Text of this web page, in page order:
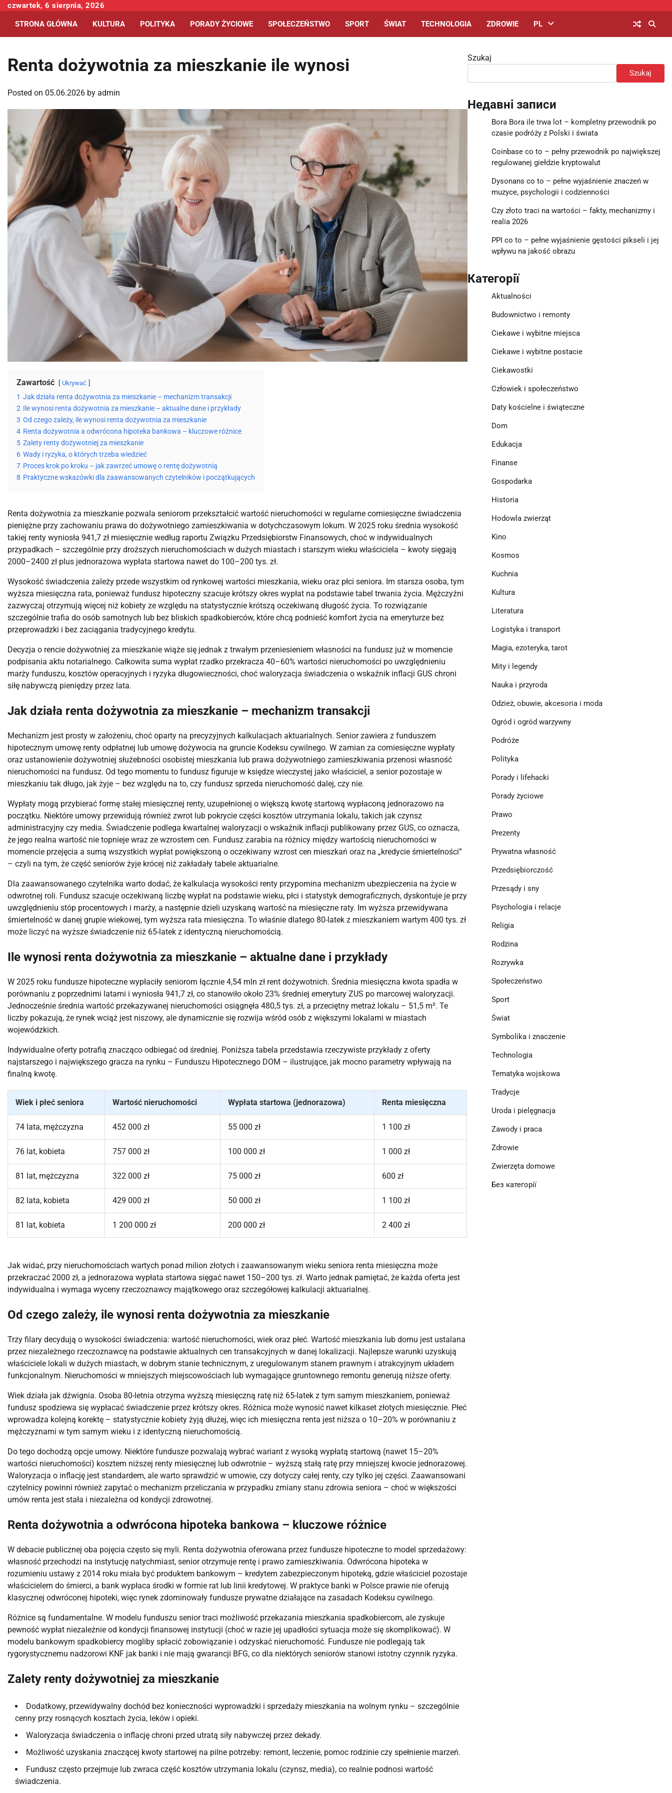
Skip
content
czwartek, 6 sierpnia, 2026
STRONA GŁÓWNA KULTURA POLITYKA PORADY ŻYCIOWE SPOŁECZEŃSTWO SPORT ŚWIAT TECHNOLOGIA ZDROWIE PL
Renta dożywotnia za mieszkanie ile wynosi
Posted on 05.06.2026 by admin
Zawartość Ukrywać
1 Jak działa renta dożywotnia za mieszkanie – mechanizm transakcji
2 Ile wynosi renta dożywotnia za mieszkanie – aktualne dane i przykłady
3 Od czego zależy, ile wynosi renta dożywotnia za mieszkanie
4 Renta dożywotnia a odwrócona hipoteka bankowa – kluczowe różnice
5 Zalety renty dożywotniej za mieszkanie
6 Wady i ryzyka, o których trzeba wiedzieć
7 Proces krok po kroku – jak zawrzeć umowę o rentę dożywotnią
8 Praktyczne wskazówki dla zaawansowanych czytelników i początkujących
Renta dożywotnia za mieszkanie pozwala seniorom przekształcić wartość nieruchomości w regularne comiesięczne świadczenia
pieniężne przy zachowaniu prawa do dożywotniego zamieszkiwania w dotychczasowym lokum. W 2025 roku średnia wysokość
takiej renty wyniosła 941,7 zł miesięcznie według raportu Związku Przedsiębiorstw Finansowych, choć w indywidualnych
przypadkach – szczególnie przy droższych nieruchomościach w dużych miastach i starszym wieku właściciela – kwoty sięgają
2000–2400 zł plus jednorazowa wypłata startowa nawet do 100–200 tys. zł.
Wysokość świadczenia zależy przede wszystkim od rynkowej wartości mieszkania, wieku oraz płci seniora. Im starsza osoba, tym
wyższa miesięczna rata, ponieważ fundusz hipoteczny szacuje krótszy okres wypłat na podstawie tabel trwania życia. Mężczyźni
zazwyczaj otrzymują więcej niż kobiety ze względu na statystycznie krótszą oczekiwaną długość życia. To rozwiązanie
szczególnie trafia do osób samotnych lub bez bliskich spadkobierców, które chcą podnieść komfort życia na emeryturze bez
przeprowadzki i bez zaciągania tradycyjnego kredytu.
Decyzja o rencie dożywotniej za mieszkanie wiąże się jednak z trwałym przeniesieniem własności na fundusz już w momencie
podpisania aktu notarialnego. Całkowita suma wypłat rzadko przekracza 40–60% wartości nieruchomości po uwzględnieniu
marży funduszu, kosztów operacyjnych i ryzyka długowieczności, choć waloryzacja świadczenia o wskaźnik inflacji GUS chroni
siłę nabywczą pieniędzy przez lata.
Jak działa renta dożywotnia za mieszkanie – mechanizm transakcji
Mechanizm jest prosty w założeniu, choć oparty na precyzyjnych kalkulacjach aktuarialnych. Senior zawiera z funduszem
hipotecznym umowę renty odpłatnej lub umowę dożywocia na gruncie Kodeksu cywilnego. W zamian za comiesięczne wypłaty
oraz ustanowienie dożywotniej służebności osobistej mieszkania lub prawa dożywotniego zamieszkiwania przenosi własność
nieruchomości na fundusz. Od tego momentu to fundusz figuruje w księdze wieczystej jako właściciel, a senior pozostaje w
mieszkaniu tak długo, jak żyje – bez względu na to, czy fundusz sprzeda nieruchomość dalej, czy nie.
Wypłaty mogą przybierać formę stałej miesięcznej renty, uzupełnionej o większą kwotę startową wypłaconą jednorazowo na
początku. Niektóre umowy przewidują również zwrot lub pokrycie części kosztów utrzymania lokalu, takich jak czynsz
administracyjny czy media. Świadczenie podlega kwartalnej waloryzacji o wskaźnik inflacji publikowany przez GUS, co oznacza,
że jego realna wartość nie topnieje wraz ze wzrostem cen. Fundusz zarabia na różnicy między wartością nieruchomości w
momencie przejęcia a sumą wszystkich wypłat powiększoną o oczekiwany wzrost cen mieszkań oraz na „kredycie śmiertelności”
– czyli na tym, że część seniorów żyje krócej niż zakładały tabele aktuarialne.
Dla zaawansowanego czytelnika warto dodać, że kalkulacja wysokości renty przypomina mechanizm ubezpieczenia na życie w
odwrotnej roli. Fundusz szacuje oczekiwaną liczbę wypłat na podstawie wieku, płci i statystyk demograficznych, dyskontuje je przy
uwzględnieniu stóp procentowych i marży, a następnie dzieli uzyskaną wartość na miesięczne raty. Im wyższa przewidywana
śmiertelność w danej grupie wiekowej, tym wyższa rata miesięczna. To właśnie dlatego 80-latek z mieszkaniem wartym 400 tys. zł
może liczyć na wyższe świadczenie niż 65-latek z identyczną nieruchomością.
Ile wynosi renta dożywotnia za mieszkanie – aktualne dane i przykłady
W 2025 roku fundusze hipoteczne wypłaciły seniorom łącznie 4,54 mln zł rent dożywotnich. Średnia miesięczna kwota spadła w
porównaniu z poprzednimi latami i wyniosła 941,7 zł, co stanowiło około 23% średniej emerytury ZUS po marcowej waloryzacji.
Jednocześnie średnia wartość przekazywanej nieruchomości osiągnęła 480,5 tys. zł, a przeciętny metraż lokalu – 51,5 m². Te
liczby pokazują, że rynek wciąż jest niszowy, ale dynamicznie się rozwija wśród osób z większymi lokalami w miastach
wojewódzkich.
Indywidualne oferty potrafią znacząco odbiegać od średniej. Poniższa tabela przedstawia rzeczywiste przykłady z oferty
najstarszego i największego gracza na rynku – Funduszu Hipotecznego DOM – ilustrujące, jak mocno parametry wpływają na
finalną kwotę.
Wiek i płeć seniora Wartość nieruchomości Wypłata startowa (jednorazowa) Renta miesięczna
74 lata, mężczyzna 452 000 zł 55 000 zł 1 100 zł
76 lat, kobieta 757 000 zł 100 000 zł 1 000 zł
81 lat, mężczyzna 322 000 zł 75 000 zł 600 zł
82 lata, kobieta 429 000 zł 50 000 zł 1 100 zł
81 lat, kobieta 1 200 000 zł 200 000 zł 2 400 zł
Jak widać, przy nieruchomościach wartych ponad milion złotych i zaawansowanym wieku seniora renta miesięczna może
przekraczać 2000 zł, a jednorazowa wypłata startowa sięgać nawet 150–200 tys. zł. Warto jednak pamiętać, że każda oferta jest
indywidualna i wymaga wyceny rzeczoznawcy majątkowego oraz szczegółowej kalkulacji aktuarialnej.
Od czego zależy, ile wynosi renta dożywotnia za mieszkanie
Trzy filary decydują o wysokości świadczenia: wartość nieruchomości, wiek oraz płeć. Wartość mieszkania lub domu jest ustalana
przez niezależnego rzeczoznawcę na podstawie aktualnych cen transakcyjnych w danej lokalizacji. Najlepsze warunki uzyskują
właściciele lokali w dużych miastach, w dobrym stanie technicznym, z uregulowanym stanem prawnym i atrakcyjnym układem
funkcjonalnym. Nieruchomości w mniejszych miejscowościach lub wymagające gruntownego remontu generują niższe oferty.
Wiek działa jak dźwignia. Osoba 80-letnia otrzyma wyższą miesięczną ratę niż 65-latek z tym samym mieszkaniem, ponieważ
fundusz spodziewa się wypłacać świadczenie przez krótszy okres. Różnica może wynosić nawet kilkaset złotych miesięcznie. Płeć
wprowadza kolejną korektę – statystycznie kobiety żyją dłużej, więc ich miesięczna renta jest niższa o 10–20% w porównaniu z
mężczyznami w tym samym wieku i z identyczną nieruchomością.
Do tego dochodzą opcje umowy. Niektóre fundusze pozwalają wybrać wariant z wysoką wypłatą startową (nawet 15–20%
wartości nieruchomości) kosztem niższej renty miesięcznej lub odwrotnie – wyższą stałą ratę przy mniejszej kwocie jednorazowej.
Waloryzacja o inflację jest standardem, ale warto sprawdzić w umowie, czy dotyczy całej renty, czy tylko jej części. Zaawansowani
czytelnicy powinni również zapytać o mechanizm przeliczania w przypadku zmiany stanu zdrowia seniora – choć w większości
umów renta jest stała i niezależna od kondycji zdrowotnej.
Renta dożywotnia a odwrócona hipoteka bankowa – kluczowe różnice
W debacie publicznej oba pojęcia często się myli. Renta dożywotnia oferowana przez fundusze hipoteczne to model sprzedażowy:
własność przechodzi na instytucję natychmiast, senior otrzymuje rentę i prawo zamieszkiwania. Odwrócona hipoteka w
rozumieniu ustawy z 2014 roku miała być produktem bankowym – kredytem zabezpieczonym hipoteką, gdzie właściciel pozostaje
właścicielem do śmierci, a bank wypłaca środki w formie rat lub linii kredytowej. W praktyce banki w Polsce prawie nie oferują
klasycznej odwróconej hipoteki, więc rynek zdominowały fundusze prywatne działające na zasadach Kodeksu cywilnego.
Różnice są fundamentalne. W modelu funduszu senior traci możliwość przekazania mieszkania spadkobiercom, ale zyskuje
pewność wypłat niezależnie od kondycji finansowej instytucji (choć w razie jej upadłości sytuacja może się skomplikować). W
modelu bankowym spadkobiercy mogliby spłacić zobowiązanie i odzyskać nieruchomość. Fundusze nie podlegają tak
rygorystycznemu nadzorowi KNF jak banki i nie mają gwarancji BFG, co dla niektórych seniorów stanowi istotny czynnik ryzyka.
Zalety renty dożywotniej za mieszkanie
Dodatkowy, przewidywalny dochód bez konieczności wyprowadzki i sprzedaży mieszkania na wolnym rynku – szczególnie
cenny przy rosnących kosztach życia, leków i opieki.
Waloryzacja świadczenia o inflację chroni przed utratą siły nabywczej przez dekady.
Możliwość uzyskania znaczącej kwoty startowej na pilne potrzeby: remont, leczenie, pomoc rodzinie czy spełnienie marzeń.
Fundusz często przejmuje lub zwraca część kosztów utrzymania lokalu (czynsz, media), co realnie podnosi wartość
świadczenia.
Szukaj
Szukaj
Недавні записи
Bora Bora ile trwa lot – kompletny przewodnik po
czasie podróży z Polski i świata
Coinbase co to – pełny przewodnik po największej
regulowanej giełdzie kryptowalut
Dysonans co to – pełne wyjaśnienie znaczeń w
muzyce, psychologii i codzienności
Czy złoto traci na wartości – fakty, mechanizmy i
realia 2026
PPI co to – pełne wyjaśnienie gęstości pikseli i jej
wpływu na jakość obrazu
Категорії
Aktualności
Budownictwo i remonty
Ciekawe i wybitne miejsca
Ciekawe i wybitne postacie
Ciekawostki
Człowiek i społeczeństwo
Daty kościelne i świąteczne
Dom
Edukacja
Finanse
Gospodarka
Historia
Hodowla zwierząt
Kino
Kosmos
Kuchnia
Kultura
Literatura
Logistyka i transport
Magia, ezoteryka, tarot
Mity i legendy
Nauka i przyroda
Odzież, obuwie, akcesoria i moda
Ogród i ogród warzywny
Podróże
Polityka
Porady i lifehacki
Porady życiowe
Prawo
Prezenty
Prywatna własność
Przedsiębiorczość
Przesądy i sny
Psychologia i relacje
Religia
Rodzina
Rozrywka
Społeczeństwo
Sport
Świat
Symbolika i znaczenie
Technologia
Tematyka wojskowa
Tradycje
Uroda i pielęgnacja
Zawody i praca
Zdrowie
Zwierzęta domowe
Без категорії